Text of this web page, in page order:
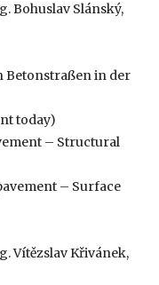
Bohuslav Slánský,
Betonstraßen in der
today)
– Structural
– Surface
Vítězslav Křivánek,